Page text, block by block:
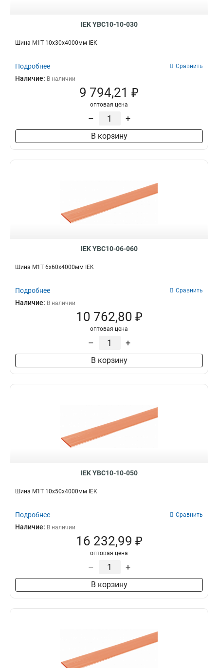
IEK YBC10-10-030
Шина М1Т 10х30х4000мм IEK
Подробнее Сравнить
Наличие: В наличии
9 794,21 ₽
оптовая цена
– +
В корзину
IEK YBC10-06-060
Шина М1Т 6х60х4000мм IEK
Подробнее Сравнить
Наличие: В наличии
10 762,80 ₽
оптовая цена
– +
В корзину
IEK YBC10-10-050
Шина М1Т 10х50х4000мм IEK
Подробнее Сравнить
Наличие: В наличии
16 232,99 ₽
оптовая цена
– +
В корзину